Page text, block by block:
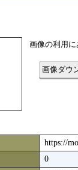
画像の利用
画像ダウ
https://
0